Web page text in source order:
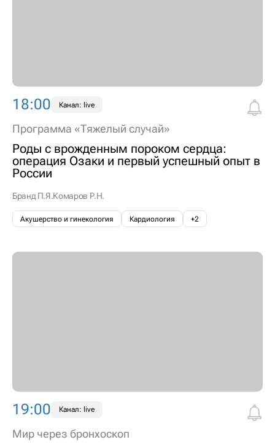
18:00 Канал: live
Программа «Тяжелый случай»
Роды с врожденным пороком сердца:
операция Озаки и первый успешный опыт в
России
Бранд П.Я.Комаров Р.Н.
Акушерство и гинекология Кардиология +2
19:00 Канал: live
Мир через бронхоскоп